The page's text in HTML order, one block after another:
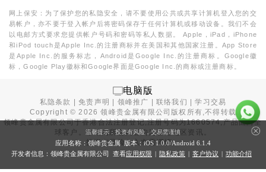
网上保安：为了保护您的私隐安全，请不要使用公共或共享计算机登入您的交
易帐户，亦不要于登入帐户后将密码保存于任何计算机或移动设备。我们不会
以电邮方式要求您提供帐户号码和密码等私人数据。 Apple，iPad，iPhone
和iPod touch是Apple Inc.的注册商标并在美国和其他国家注册。App Store
是Apple Inc.的服务标志，Android是Google Inc.的注册商标。Google徽
标，Google Play徽标和Google界面是Google Inc.的商标或注册商标。
电脑版
私隐条款 |免责声明 领峰推广 |联络我们 |学习交易
Copyright ©2026 领峰贵金属有限公司版权所有,不得转载
领峰贵金属有限公司于香港合法注册登记,注册号码为1660574,产品面向全
球客户。本站内所有内容均为香港地区资讯。
投资有风险，入市需谨慎。
温馨提示：投资有风险，交易需谨慎
应用名称：领峰贵金属 版本：iOS 1.0.0/Android 6.1.4
开发者信息：领峰贵金属有限公司 查看应用权限 | 隐私政策 | 客户协议 | 功能介绍